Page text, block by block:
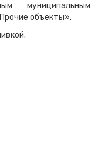
муниципальным
объекты».